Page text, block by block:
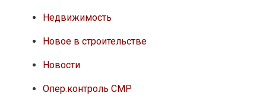
Недвижимость
Новое в строительстве
Новости
Опер.контроль СМР